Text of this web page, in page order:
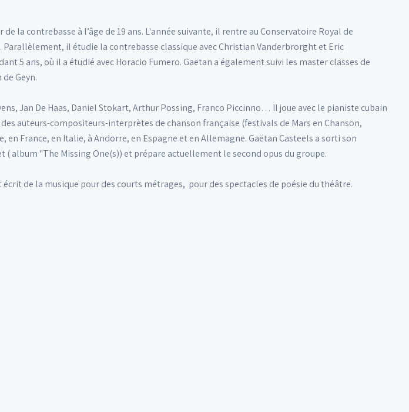
la contrebasse à l’âge de 19 ans. L'année suivante, il rentre au Conservatoire Royal de
Parallèlement, il étudie la contrebasse classique avec Christian Vanderbrorght et Eric
5 ans, où il a étudié avec Horacio Fumero. Gaëtan a également suivi les master classes de
Geyn.
Jan De Haas, Daniel Stokart, Arthur Possing, Franco Piccinno… Il joue avec le pianiste cubain
auteurs-compositeurs-interprètes de chanson française (festivals de Mars en Chanson,
en France, en Italie, à Andorre, en Espagne et en Allemagne. Gaëtan Casteels a sorti son
( album "The Missing One(s)) et prépare actuellement le second opus du groupe.
de la musique pour des courts métrages, pour des spectacles de poésie du théâtre.